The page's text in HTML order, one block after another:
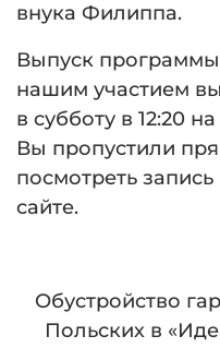
внука Филиппа.
Выпуск
нашим участием
в субботу в 12:20
Вы пропустили
посмотреть
сайте.
Обустройство
Польских в